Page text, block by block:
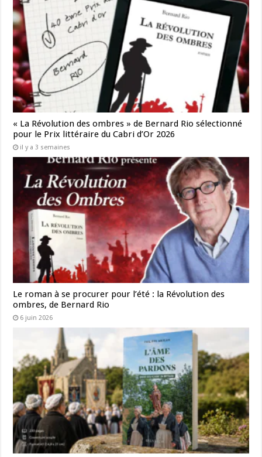
« La Révolution des ombres » de Bernard Rio sélectionné
pour le Prix littéraire du Cabri d’Or 2026
il y a 3 semaines
Le roman à se procurer pour l’été : la Révolution des
ombres, de Bernard Rio
6 juin 2026